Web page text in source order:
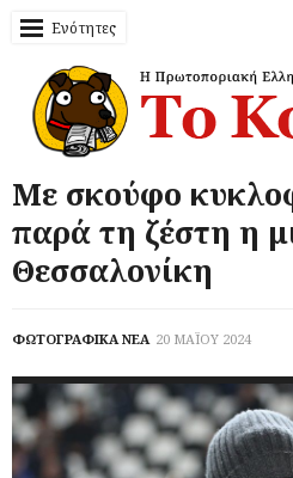
Ενότητες
Με σκούφο
παρά τη ζέστη η
Θεσσαλονίκη
ΦΩΤΟΓΡΑΦΙΚΑ ΝΕΑ 20 ΜΑΪΟΥ 2024